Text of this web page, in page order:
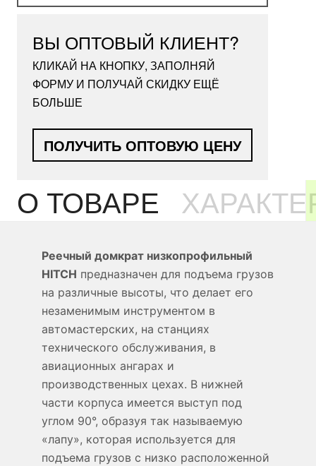
ВЫ ОПТОВЫЙ КЛИЕНТ?
КЛИКАЙ НА КНОПКУ, ЗАПОЛНЯЙ
ФОРМУ И ПОЛУЧАЙ СКИДКУ ЕЩЁ
БОЛЬШЕ
ПОЛУЧИТЬ ОПТОВУЮ ЦЕНУ
О ТОВАРЕ
Реечный домкрат низкопрофильный
HITCH предназначен для подъема грузов
на различные высоты, что делает его
незаменимым инструментом в
автомастерских, на станциях
технического обслуживания, в
авиационных ангарах и
производственных цехах. В нижней
части корпуса имеется выступ под
углом 90°, образуя так называемую
«лапу», которая используется для
подъема грузов с низко расположенной